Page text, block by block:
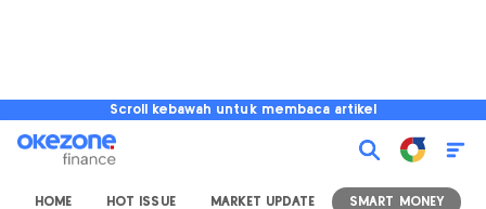
Scroll kebawah untuk membaca artikel
HOME HOT ISSUE MARKET UPDATE SMART MONEY